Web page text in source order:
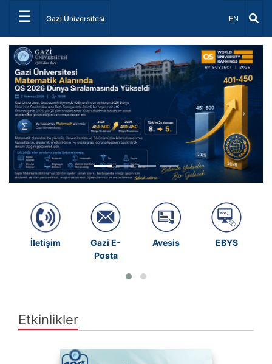
☰ Gazi Üniversitesi Dil Seçiniz
EN
Önceki
İletişim
Gazi E-
Posta
Avesis EBYS
Etkinlikler